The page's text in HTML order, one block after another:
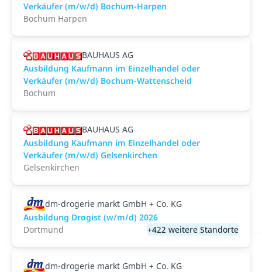
Verkäufer (m/w/d) Bochum-Harpen
Bochum Harpen
BAUHAUS AG
Ausbildung Kaufmann im Einzelhandel oder
Verkäufer (m/w/d) Bochum-Wattenscheid
Bochum
BAUHAUS AG
Ausbildung Kaufmann im Einzelhandel oder
Verkäufer (m/w/d) Gelsenkirchen
Gelsenkirchen
dm-drogerie markt GmbH + Co. KG
Ausbildung Drogist (w/m/d) 2026
Dortmund
+422 weitere Standorte
dm-drogerie markt GmbH + Co. KG